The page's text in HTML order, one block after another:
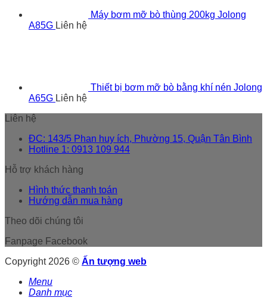
Máy bơm mỡ bò thùng 200kg Jolong
A85G Liên hệ
Thiết bị bơm mỡ bò bằng khí nén Jolong
A65G Liên hệ
Liên hệ
ĐC: 143/5 Phan huy ích, Phường 15, Quận Tân Bình
Hotline 1: 0913 109 944
Hỗ trợ khách hàng
Hình thức thanh toán
Hướng dẫn mua hàng
Theo dõi chúng tôi
Fanpage Facebook
Copyright 2026 © Ấn tượng web
Menu
Danh mục